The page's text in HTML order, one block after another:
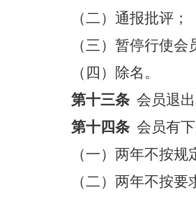
（二）通报批评；
（三）暂停行使会
（四）除名。
第十三条 会员退
第十四条 会员有
（一）两年不按
（二）两年不按